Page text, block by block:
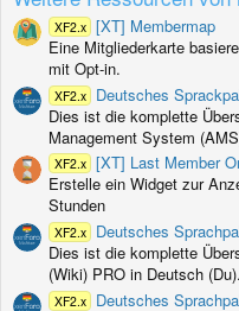
XF2.x [XT] Membermap
Eine Mitgliederkarte
mit Opt-in.
XF2.x
Deutsches
Dies ist die komplette
Management System
XF2.x [XT] Last Member
Erstelle ein Widget zur
Stunden
XF2.x
Deutsches
Dies ist die komplette
(Wiki) PRO in Deutsch (Du).
XF2.x
Deutsches